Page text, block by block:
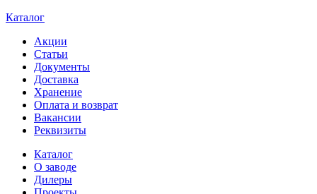
Каталог
Акции
Статьи
Документы
Доставка
Хранение
Оплата и возврат
Вакансии
Реквизиты
Каталог
О заводе
Дилеры